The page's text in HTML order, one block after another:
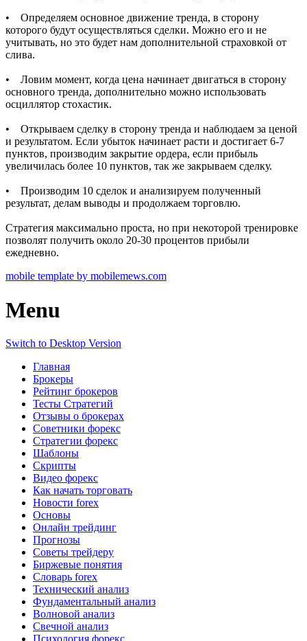
• Определяем основное движение тренда, в сторону
которого будут осуществляться сделки. Можно его и не
учитывать, но это будет нам дополнительной страховкой от
слива.
• Ловим момент, когда цена начинает двигаться в сторону
основного тренда, дополнительно можно использовать
осциллятор стохастик.
• Открываем сделку в сторону тренда и наблюдаем за ценой
и результатом. Если убыток начинает расти и достигает 6-7
пунктов, производим закрытие ордера, если прибыль
увеличилась более 10 пунктов, так же закрываем сделку.
• Производим 10 сделок и анализируем полученный
результат, делам выводы и продолжаем торговлю.
Стратегия максимально проста, но при некоторой тренировке
позволят получить около 20-30 процентов прибыли
ежедневно.
mobile template by mobilemews.com
Menu
Switch to Desktop Version
Главная
Брокеры
Рейтинг брокеров
Тесты Стратегий
Отзывы о брокерах
Советники форекс
Стратегии форекс
Шаблоны
Скрипты
Видео форекс
Как начать торговать
Новости forex
Основы
Онлайн трейдинг
Прогнозы
Советы трейдеру
Биржевые понятия
Словарь forex
Технический анализ
Фундаментальный анализ
Волновой анализ
Свечной анализ